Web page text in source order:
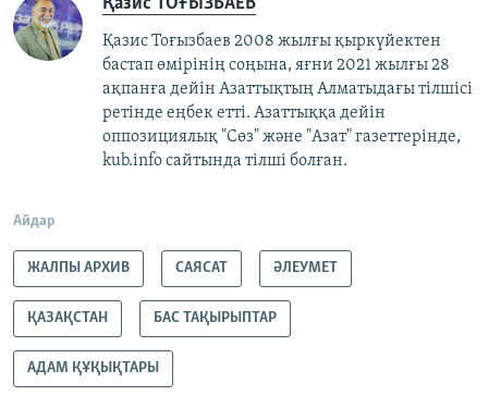
Қазис Тоғызбаев 2008 жылғы қыркүйектен
бастап өмірінің соңына, яғни 2021 жылғы 28
ақпанға дейін Азаттықтың Алматыдағы тілшісі
ретінде еңбек етті. Азаттыққа дейін
оппозициялық "Сөз" және "Азат" газеттерінде,
kub.info сайтында тілші болған.
Айдар
ЖАЛПЫ АРХИВ САЯСАТ ӘЛЕУМЕТ
ҚАЗАҚСТАН БАС ТАҚЫРЫПТАР
АДАМ ҚҰҚЫҚТАРЫ